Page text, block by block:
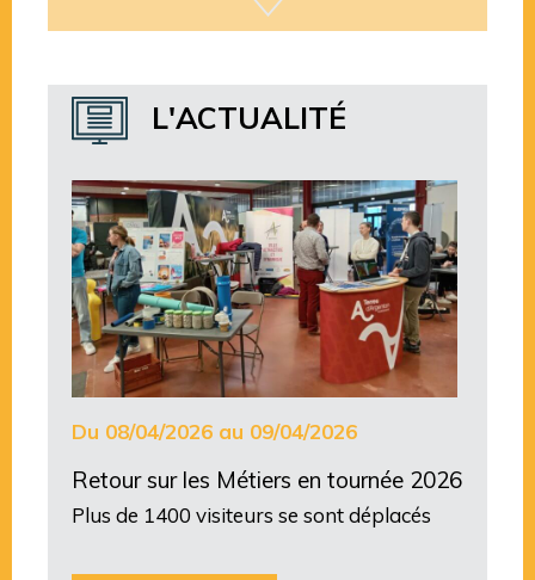
L'ACTUALITÉ
Du 08/04/2026 au 09/04/2026
Retour sur les Métiers en tournée 2026
Plus de 1400 visiteurs se sont déplacés